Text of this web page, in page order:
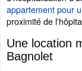
appartement pour
proximité de
Une location
Bagnolet